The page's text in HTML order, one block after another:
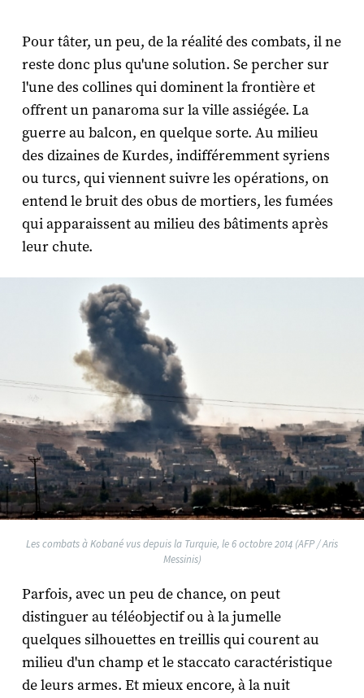
Pour tâter, un peu, de la réalité des combats, il ne
reste donc plus qu'une solution. Se percher sur
l'une des collines qui dominent la frontière et
offrent un panaroma sur la ville assiégée. La
guerre au balcon, en quelque sorte. Au milieu
des dizaines de Kurdes, indifféremment syriens
ou turcs, qui viennent suivre les opérations, on
entend le bruit des obus de mortiers, les fumées
qui apparaissent au milieu des bâtiments après
leur chute.
Les combats à Kobané vus depuis la Turquie, le 6 octobre 2014 (AFP / Aris
Messinis)
Parfois, avec un peu de chance, on peut
distinguer au téléobjectif ou à la jumelle
quelques silhouettes en treillis qui courent au
milieu d'un champ et le staccato caractéristique
de leurs armes. Et mieux encore, à la nuit